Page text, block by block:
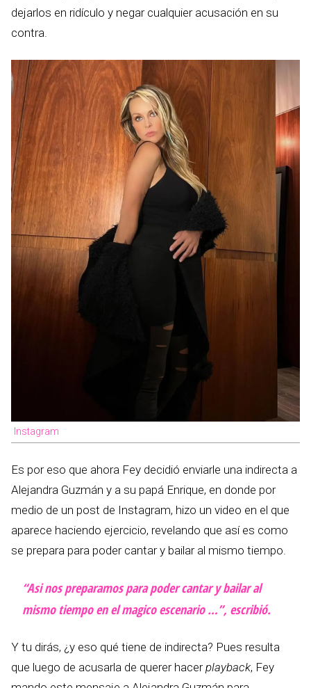
dejarlos en ridículo y negar cualquier acusación en su
contra.
Instagram
Es por eso que ahora Fey decidió enviarle una indirecta a
Alejandra Guzmán y a su papá Enrique, en donde por
medio de un post de Instagram, hizo un video en el que
aparece haciendo ejercicio, revelando que así es como
se prepara para poder cantar y bailar al mismo tiempo.
“Asi nos preparamos para poder cantar y bailar al
mismo tiempo en el magico escenario …”, escribió.
Y tu dirás, ¿y eso qué tiene de indirecta? Pues resulta
que luego de acusarla de querer hacerplayback, Fey